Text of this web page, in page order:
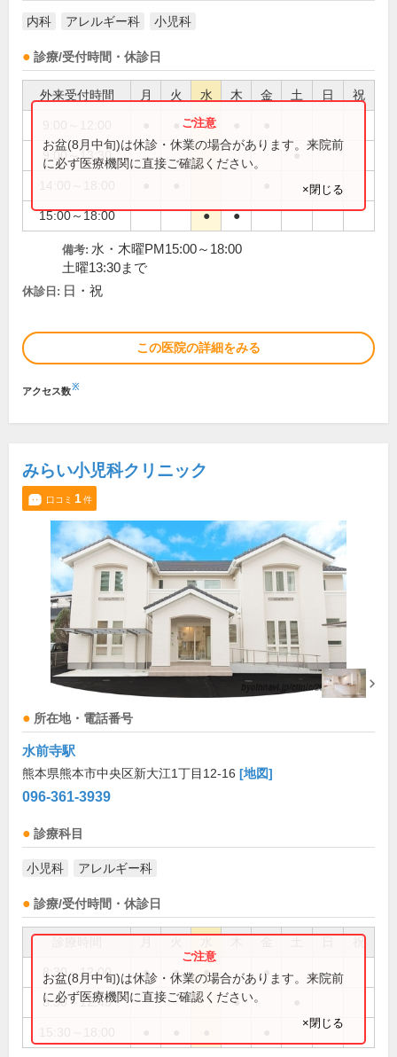
内科 アレルギー科 小児科
診療/受付時間・休診日
外来受付時間 月 火 水 木 金 土 日 祝
●
9:00～13:30 ●
15:00～18:00 ● ●
お盆(8月中旬)は休診・休業の場合があります。来院前
に必ず医療機関に直接ご確認ください。
×閉じる
備考: 水・木曜PM15:00～18:00
土曜13:30まで
休診日: 日・祝
この医院の詳細をみる
アクセス数※
みらい小児科クリニック
口コミ 1件
所在地・電話番号
水前寺駅
熊本県熊本市中央区新大江1丁目12-16 [地図]
096-361-3939
診療科目
小児科 アレルギー科
診療/受付時間・休診日
祝
8:30～12:00 ● ● ● ●
8:30～12:45 ●
お盆(8月中旬)は休診・休業の場合があります。来院前
に必ず医療機関に直接ご確認ください。
×閉じる